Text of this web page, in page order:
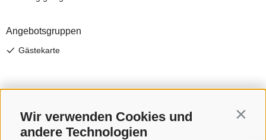
Wir verwenden Cookies und
andere Technologien